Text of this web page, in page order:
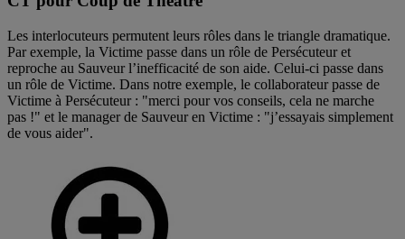
Les interlocuteurs permutent leurs rôles dans le triangle dramatique.
Par exemple, la Victime passe dans un rôle de Persécuteur et
reproche au Sauveur l’inefficacité de son aide. Celui-ci passe dans
un rôle de Victime. Dans notre exemple, le collaborateur passe de
Victime à Persécuteur : "merci pour vos conseils, cela ne marche
pas !" et le manager de Sauveur en Victime : "j’essayais simplement
de vous aider".